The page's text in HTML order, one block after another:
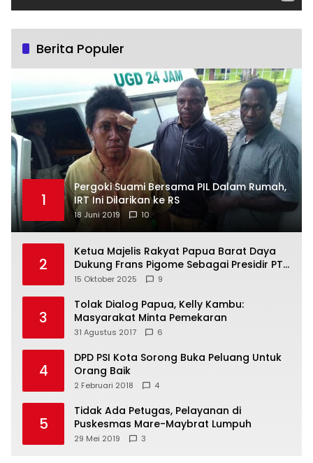
Berita Populer
1
Pergoki Suami Bersama PIL Dalam Rumah,
IRT Ini Dilarikan ke RS
18 Juni 2019 10
2
Ketua Majelis Rakyat Papua Barat Daya
Dukung Frans Pigome Sebagai Presidir PT
Freeport Indonesia
15 Oktober 2025 9
3
Tolak Dialog Papua, Kelly Kambu:
Masyarakat Minta Pemekaran
31 Agustus 2017 6
4
DPD PSI Kota Sorong Buka Peluang Untuk
Orang Baik
2 Februari 2018 4
5
Tidak Ada Petugas, Pelayanan di
Puskesmas Mare-Maybrat Lumpuh
29 Mei 2019 3